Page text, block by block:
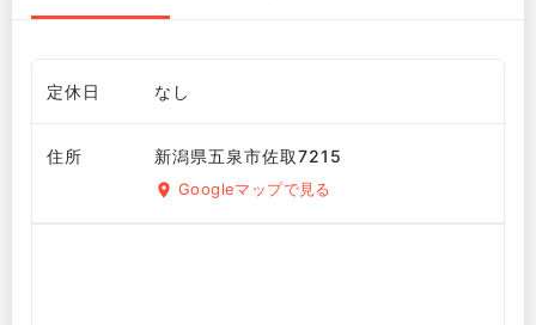
定休日 なし
住所 新潟県五泉市佐取7215
Googleマップで見る